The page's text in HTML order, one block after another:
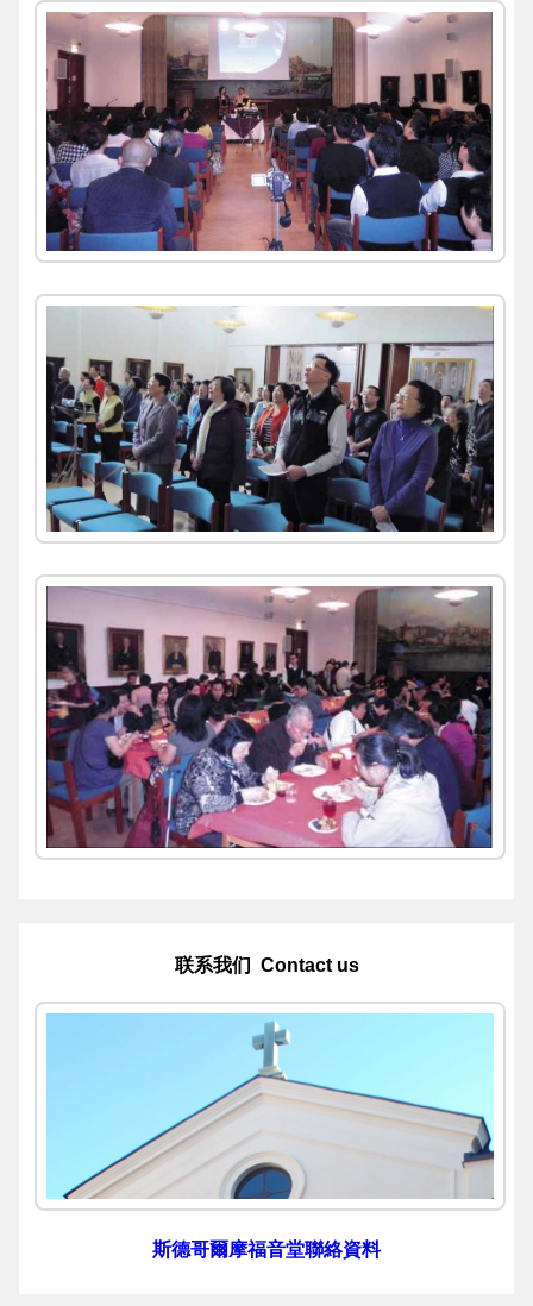
联系我们 Contact us
斯德哥爾摩福音堂聯絡資料